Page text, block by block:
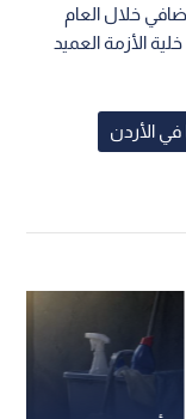
خلال العام
الأزمة العميد
في الأردن